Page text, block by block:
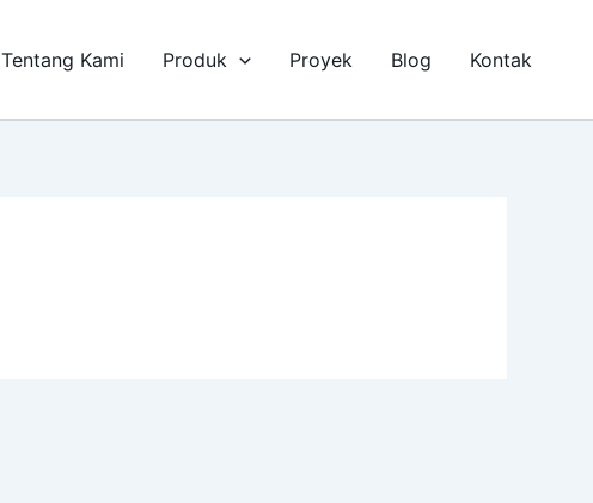
Tentang Kami Produk Proyek Blog Kontak